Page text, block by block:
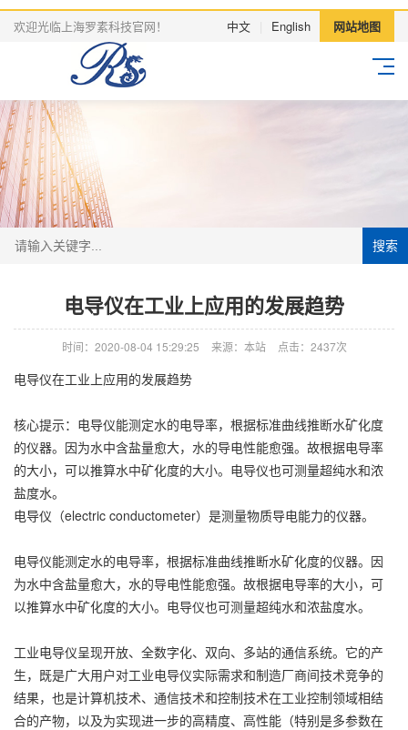
中文 English 网站地图
欢迎光临上海罗素科技官网！
搜索
电导仪在工业上应用的发展趋势
时间：2020-08-04 15:29:25 来源：本站 点击：2437次
电导仪在工业上应用的发展趋势
核心提示：电导仪能测定水的电导率，根据标准曲线推断水矿化度
的仪器。因为水中含盐量愈大，水的导电性能愈强。故根据电导率
的大小，可以推算水中矿化度的大小。电导仪也可测量超纯水和浓
盐度水。
电导仪（electric conductometer）是测量物质导电能力的仪器。
电导仪能测定水的电导率，根据标准曲线推断水矿化度的仪器。因
为水中含盐量愈大，水的导电性能愈强。故根据电导率的大小，可
以推算水中矿化度的大小。电导仪也可测量超纯水和浓盐度水。
工业电导仪呈现开放、全数字化、双向、多站的通信系统。它的产
生，既是广大用户对工业电导仪实际需求和制造厂商间技术竞争的
结果，也是计算机技术、通信技术和控制技术在工业控制领域相结
合的产物，以及为实现进一步的高精度、高性能（特别是多参数在